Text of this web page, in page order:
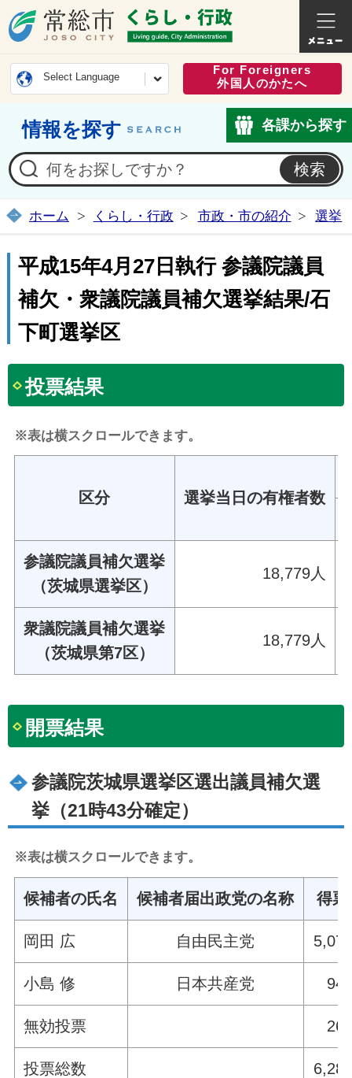
常総市公式ホームページ
くらし
Select Language
For Foreigners
外国人のかたへ
情報を探す 各課から探す
ホーム くらし・行政 市政・市の紹介 選挙
平成15年4月27日執行 参議院議員
補欠・衆議院議員補欠選挙結果/石
下町選挙区
投票結果
※表は横スクロールできます。
区分
選挙当日の有権者数
参議院議員補欠選挙
（茨城県選挙区）
18,779人
衆議院議員補欠選挙
（茨城県第7区）
18,779人
開票結果
参議院茨城県選挙区選出議員補欠選
挙（21時43分確定）
※表は横スクロールできます。
候補者の氏名 候補者届出政党の名称 得票
岡田 広 自由民主党
小島 修 日本共産党
無効投票
投票総数